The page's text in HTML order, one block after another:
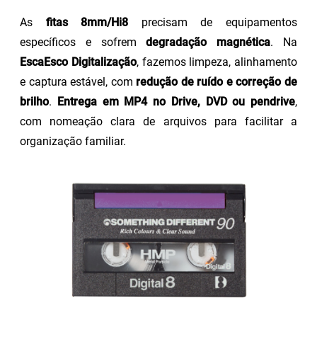
As fitas 8mm/Hi8 precisam de equipamentos
específicos e sofremdegradação magnética. Na
EscaEsco Digitalização, fazemos limpeza, alinhamento
e captura estável, com redução de ruído e correção de
brilho. Entrega em MP4 no Drive, DVD ou pendrive,
com nomeação clara de arquivos para facilitar a
organização familiar.